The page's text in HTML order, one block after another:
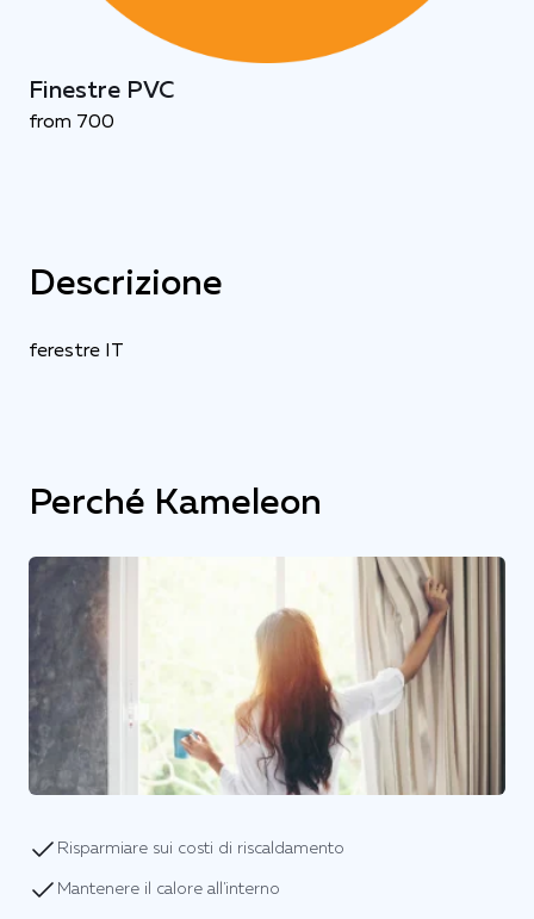
Finestre PVC
from 700
Descrizione
ferestre IT
Perché Kameleon
Risparmiare sui costi di riscaldamento
Mantenere il calore all'interno